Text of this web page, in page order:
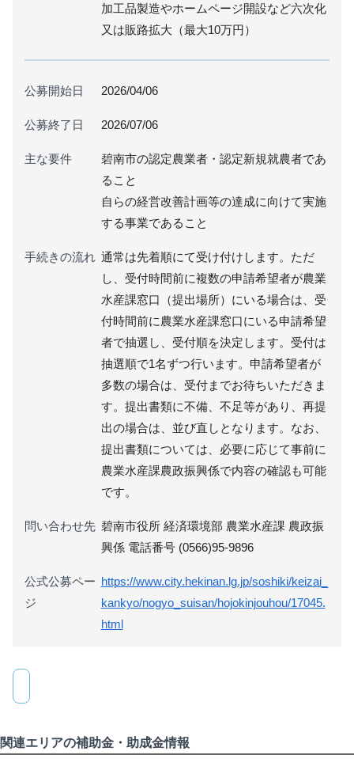
加工品製造やホームページ開設など六次化
又は販路拡大（最大10万円）
公募開始日 2026/04/06
公募終了日 2026/07/06
主な要件
碧南市の認定農業者・認定新規就農者であ
ること
自らの経営改善計画等の達成に向けて実施
する事業であること
手続きの流れ 通常は先着順にて受け付けします。ただ
し、受付時間前に複数の申請希望者が農業
水産課窓口（提出場所）にいる場合は、受
付時間前に農業水産課窓口にいる申請希望
者で抽選し、受付順を決定します。受付は
抽選順で1名ずつ行います。申請希望者が
多数の場合は、受付までお待ちいただきま
す。提出書類に不備、不足等があり、再提
出の場合は、並び直しとなります。なお、
提出書類については、必要に応じて事前に
農業水産課農政振興係で内容の確認も可能
です。
問い合わせ先 碧南市役所 経済環境部 農業水産課 農政振
興係 電話番号 (0566)95-9896
公式公募ペー
ジ
https://www.city.hekinan.lg.jp/soshiki/keizai_
kankyo/nogyo_suisan/hojokinjouhou/17045.
html
関連エリアの補助金・助成金情報